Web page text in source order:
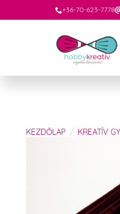
+36-70-623-7778
KEZDŐLAP KREATÍV